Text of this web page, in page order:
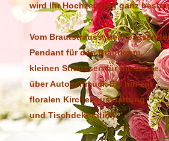
wird Ihr Hochzeitstag ganz
Vom Brautstrauss, dem
Pendant für den Bräutigam,
kleinen Sträussen für die Gäste,
über Autoschmuck bis hin zur
floralen Kirchenausstattung
und Tischdekoration.